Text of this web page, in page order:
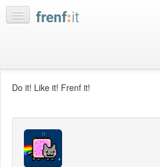
discussions
Bookmarks
Do it! Like it! Frenf it!